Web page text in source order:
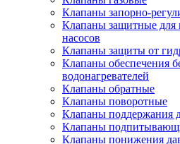
Клапаны запорно-
Клапаны защитные
насосов
Клапаны защиты от
Клапаны обеспечения
водонагревателей
Клапаны обратные
Клапаны поворотные
Клапаны поддержания
Клапаны
Клапаны понижения